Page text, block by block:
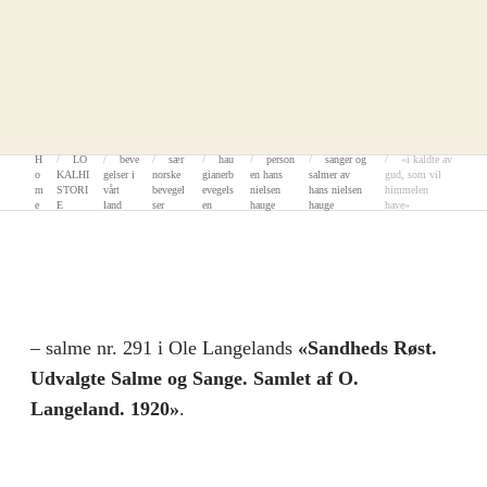
H
o
m
e
LO
KALHI
STORI
E
beve
gelser i
vårt
land
sær
norske
bevegel
ser
hau
gianerb
evegels
en
person
en hans
nielsen
hauge
sanger og
salmer av
hans nielsen
hauge
«i kaldte av
gud, som vil
himmelen
have»
– salme nr. 291 i Ole Langelands «Sandheds Røst.
Udvalgte Salme og Sange. Samlet af O.
Langeland. 1920».